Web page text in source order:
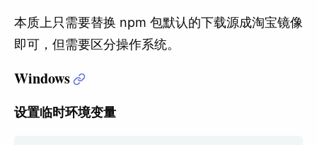
本质上只需要替换 npm 包默认的下载源成淘宝镜像
即可，但需要区分操作系统。
Windows
设置临时环境变量